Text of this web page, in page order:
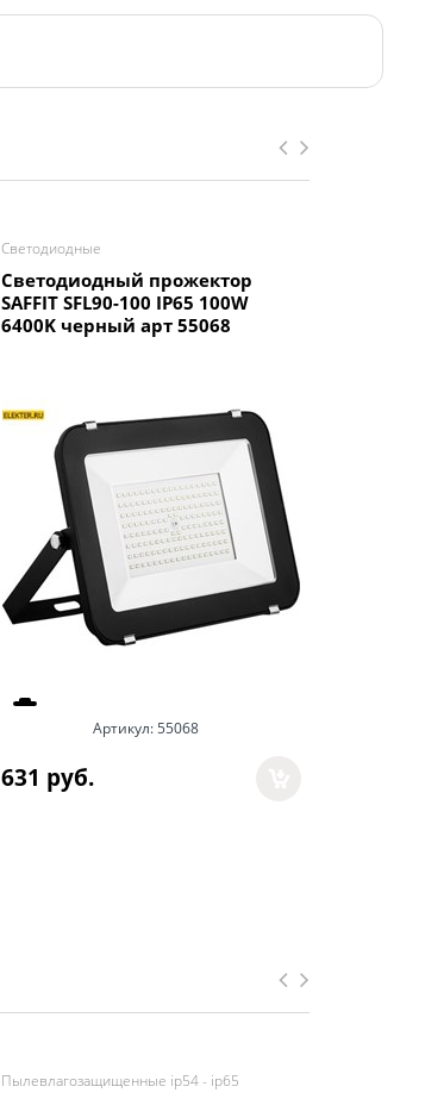
Светодиодные
Светодиодный прожектор
SAFFIT SFL90-100 IP65 100W
6400K черный арт 55068
Артикул:55068
631 руб.
Пылевлагозащищенные ip54 - ip65